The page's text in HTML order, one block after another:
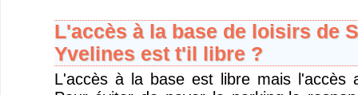
L'accès à la base de loisirs de
Yvelines est t'il libre ?
L'accès à la base est libre mais l'accès